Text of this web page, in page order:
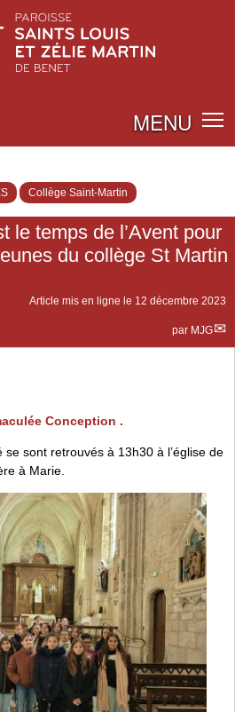
MENU
Collège Saint-Martin
le temps de l’Avent pour
du collège St Martin
Article mis en ligne le 12 décembre 2023
par MJG
Conception .
se sont retrouvés à 13h30 à l’église de
à Marie.